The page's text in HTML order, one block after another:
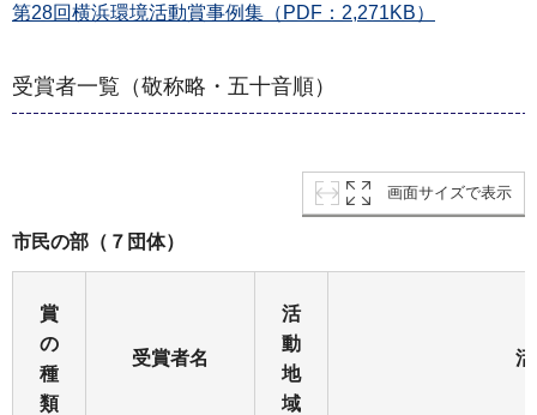
第28回横浜環境活動賞事例集（PDF：2,271KB）
受賞者一覧（敬称略・五十音順）
画面サイズで表示
市民の部（７団体）
賞
の
種
類
受賞者名
活
動
地
域